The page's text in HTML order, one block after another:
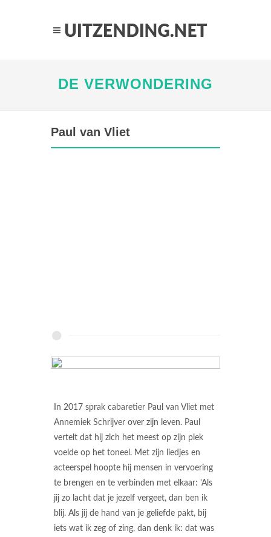
DE VERWONDERING
Paul van Vliet
In 2017 sprak cabaretier Paul van Vliet met
Annemiek Schrijver over zijn leven. Paul
vertelt dat hij zich het meest op zijn plek
voelde op het toneel. Met zijn liedjes en
acteerspel hoopte hij mensen in vervoering
te brengen en te verbinden met elkaar: 'Als
jij zo lacht dat je jezelf vergeet, dan ben ik
blij. Als jij de hand van je geliefde pakt, bij
iets wat ik zeg of zing, dan denk ik: dat was